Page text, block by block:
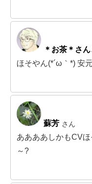
＊お茶＊さ
ほそやん(*´ω｀*) 安
蘇芳 さん
ああああしかもCV
～?